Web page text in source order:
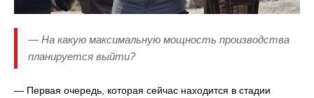
— На какую максимальную мощность производства
планируется выйти?
— Первая очередь, которая сейчас находится в стадии